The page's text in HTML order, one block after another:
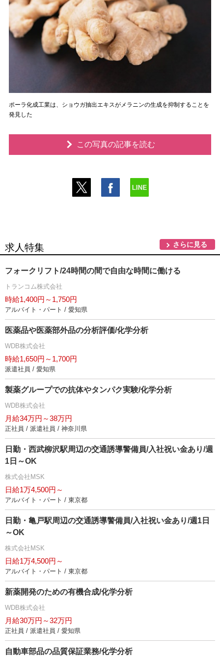
ポーラ化成工業は、ショウガ抽出エキスがメラニンの生成を抑制することを
発見した
この写真の記事を読む
求人特集 さらに見る
フォークリフト/24時間の間で自由な時間に働ける
トランコム株式会社
時給1,400円～1,750円
アルバイト・パート / 愛知県
医薬品や医薬部外品の分析評価/化学分析
WDB株式会社
時給1,650円～1,700円
派遣社員 / 愛知県
製薬グループでの抗体やタンパク実験/化学分析
WDB株式会社
月給34万円～38万円
正社員 / 派遣社員 / 神奈川県
日勤・西武柳沢駅周辺の交通誘導警備員/入社祝い金あり/週
1日～OK
株式会社MSK
日給1万4,500円～
アルバイト・パート / 東京都
日勤・亀戸駅周辺の交通誘導警備員/入社祝い金あり/週1日
～OK
株式会社MSK
日給1万4,500円～
アルバイト・パート / 東京都
新薬開発のための有機合成/化学分析
WDB株式会社
月給30万円～32万円
正社員 / 派遣社員 / 愛知県
自動車部品の品質保証業務/化学分析